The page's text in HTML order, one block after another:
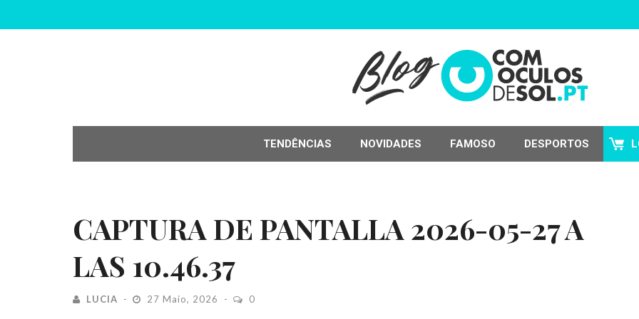
TENDÊNCIAS NOVIDADES FAMOSO DESPORTOS
CAPTURA DE PANTALLA 2026-05-27 A
LAS 10.46.37
LUCIA 27 Maio, 2026 0